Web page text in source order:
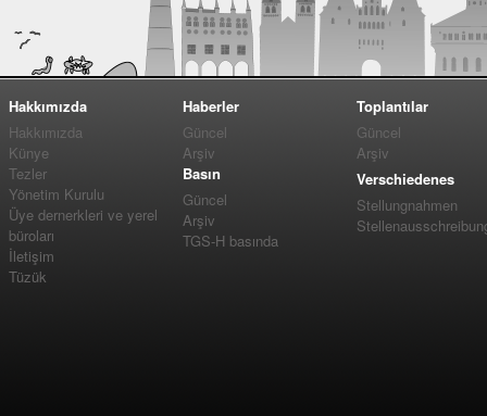
Hakkımızda
Hakkımızda
Künye
Tezler
Yönetim Kurulu
Üye dernerkleri ve yerel
büroları
İletişim
Tüzük
Haberler
Güncel
Arşiv
Basın
Güncel
Arşiv
TGS-H basında
Toplantılar
Güncel
Arşiv
Verschiedenes
Stellungnahmen